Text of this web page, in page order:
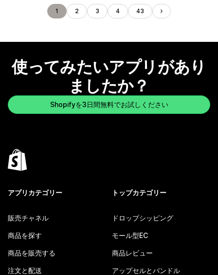
1 2 3 4 43
使ってみたいアプリがあり
ましたか？
Shopifyを3日間無料でお試しください
アプリカテゴリー
販売チャネル
商品を探す
商品を販売する
注文と配送
トップカテゴリー
ドロップシッピング
モール型EC
商品レビュー
アップセルとバンドル